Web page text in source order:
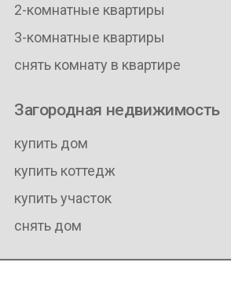
2-комнатные квартиры
3-комнатные квартиры
снять комнату в квартире
Загородная недвижимость
купить дом
купить коттедж
купить участок
снять дом